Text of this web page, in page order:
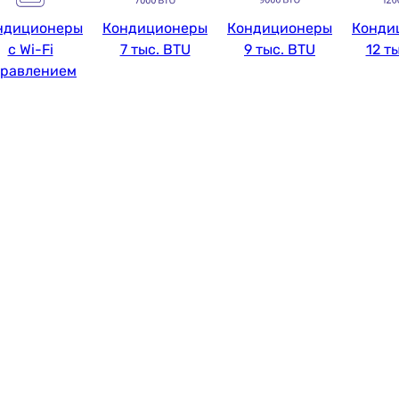
с Wi-Fi
Кондиционеры
7 тыс. BTU
Кондиционеры
9 тыс. BTU
12